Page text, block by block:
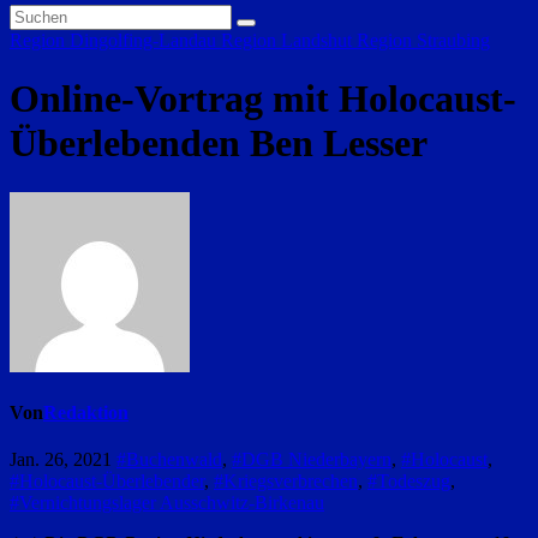
Region Dingolfing-Landau Region Landshut Region Straubing
Online-Vortrag mit Holocaust-
Überlebenden Ben Lesser
VonRedaktion
Jan. 26, 2021 #Buchenwald, #DGB Niederbayern, #Holocaust,
#Holocaust-Überlebender, #Kriegsverbrechen, #Todeszug,
#Vernichtungslager Ausschwitz-Birkenau